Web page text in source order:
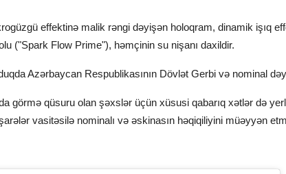
effektinə malik rəngi dəyişən holoqram, dinamik işıq
("Spark Flow Prime"), həmçinin su nişanı daxildir.
Azərbaycan Respublikasının Dövlət Gerbi və nominal
görmə qüsuru olan şəxslər üçün xüsusi qabarıq xətlər də
vasitəsilə nominalı və əskinasın həqiqiliyini müəyyən